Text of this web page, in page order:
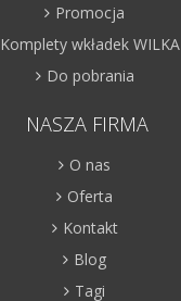
Promocja
Komplety wkładek WILKA
Do pobrania
NASZA FIRMA
O nas
Oferta
Kontakt
Blog
Tagi